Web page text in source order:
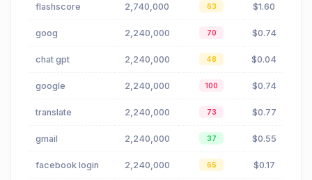
flashscore 2,740,000 63 $1.60
goog 2,240,000 70 $0.74
chat gpt 2,240,000 48 $0.04
google 2,240,000 100 $0.74
translate 2,240,000 73 $0.77
gmail 2,240,000 37 $0.55
facebook login 2,240,000 65 $0.17